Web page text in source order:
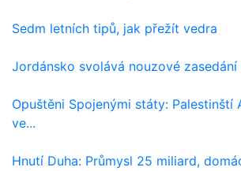
Sedm letních tipů, jak přežít vedra
Jordánsko svolává nouzové zasedání
Opuštěni Spojenými státy: Palestinští
ve...
Hnutí Duha: Průmysl 25 miliard,